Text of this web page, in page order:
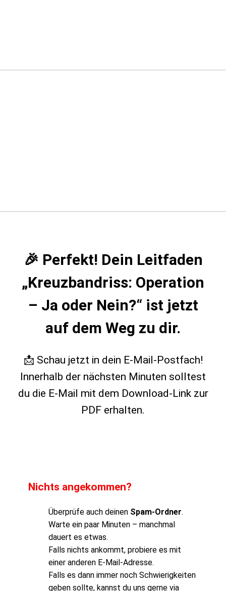
springen
🎉 Perfekt! Dein Leitfaden
„Kreuzbandriss: Operation
– Ja oder Nein?“ ist jetzt
auf dem Weg zu dir.
📩 Schau jetzt in dein E-Mail-Postfach!
Innerhalb der nächsten Minuten solltest
du die E-Mail mit dem Download-Link zur
PDF erhalten.
Nichts angekommen?
Überprüfe auch deinen Spam-Ordner.
Warte ein paar Minuten – manchmal
dauert es etwas.
Falls nichts ankommt, probiere es mit
einer anderen E-Mail-Adresse.
Falls es dann immer noch Schwierigkeiten
geben sollte, kannst du uns gerne via